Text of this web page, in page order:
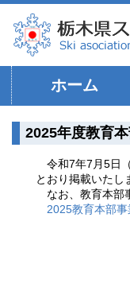
ホーム
2025年度教育
令和7年7月5日
とおり掲載いたし
なお、教育本部
2025教育本部事